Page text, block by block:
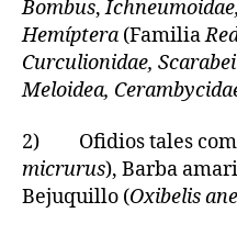
Bombus,
Hemíptera (Familia
Curculionidae,
Meloidea,
2) Ofidios tales
micrurus), Barba
Bejuquillo (Oxibelis